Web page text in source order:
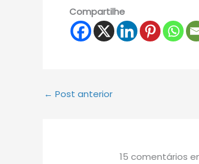
Compartilhe
← Post anterior
15 comentários